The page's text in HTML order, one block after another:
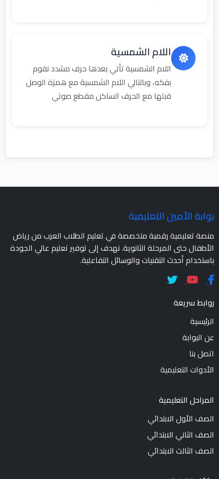
اللام الشمسية
اللام الشمسية تأتي بعدها حرف مشدد نقوم
بفكه، وبالتالي اللام الشمسية مع همزة الوصل
قبلها مع الحرف الساكن مقطع صوتي
بوابة الأمين التعليمية
منصة تعليمية رقمية متخصصة في تعليم الطلاب العرب من رياض
الأطفال حتى المرحلة الثانوية. نهدف إلى توفير تعليم عالي الجودة
باستخدام أحدث التقنيات والوسائل التفاعلية.
روابط سريعة
الرئيسية
عن البوابة
اتصل بنا
الأدوات التعليمية
المراحل التعليمية
الصف الأول الابتدائي
الصف الثاني الابتدائي
الصف الثالث الابتدائي